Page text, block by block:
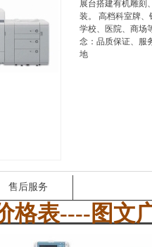
展台搭建有机雕刻
装。 高档科室牌
学校、医院、商
念：品质保证、服
地
售后服务
格表----图文